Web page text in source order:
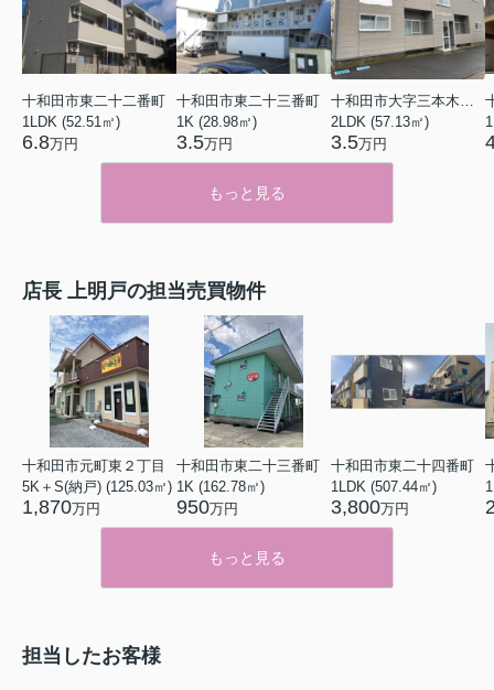
十和田市東二十二番町
1LDK (52.51㎡)
6.8万円
十和田市東二十三番町
1K (28.98㎡)
3.5万円
2LDK (57.13㎡)
3.5万円
もっと見る
店長 上明戸の担当売買物件
十和田市元町東２丁目
5K＋S(納戸) (125.03㎡)
1,870万円
十和田市東二十三番町
1K (162.78㎡)
950万円
十和田市東二十四番町
1LDK (507.44㎡)
3,800万円
もっと見る
担当したお客様